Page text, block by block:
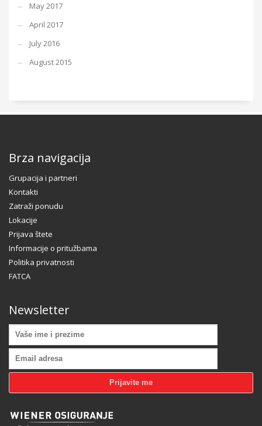
May 2017
April 2017
July 2016
August 2015
Brza navigacija
Grupacija i partneri
Kontakti
Zatraži ponudu
Lokacije
Prijava štete
Informacije o pritužbama
Politika privatnosti
FATCA
Newsletter